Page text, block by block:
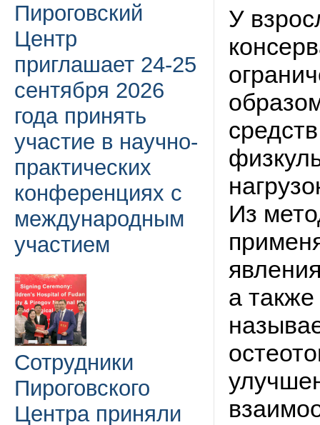
Пироговский
Центр
приглашает 24-25
сентября 2026
года принять
участие в научно-
практических
конференциях с
международным
участием
Сотрудники
Пироговского
Центра приняли
У
Из
а